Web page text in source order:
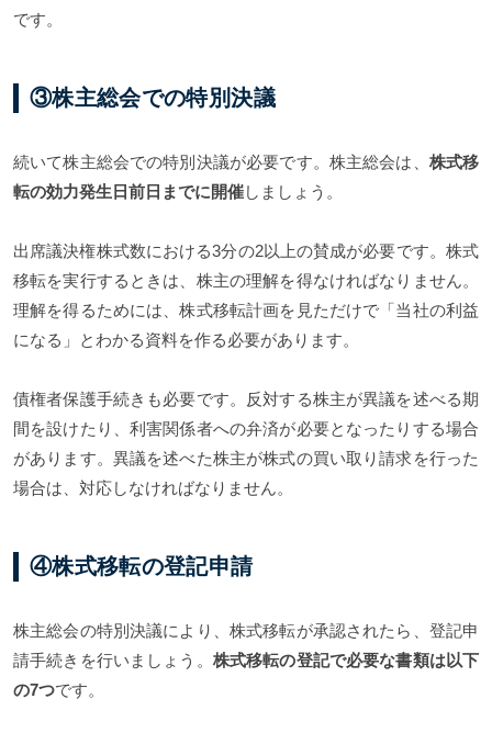
です。
③株主総会での特別決議
続いて株主総会での特別決議が必要です。株主総会は、 株式移
転の効力発生日前日までに開催しましょう。
出席議決権株式数における3分の2以上の賛成が必要です。株式
移転を実行するときは、株主の理解を得なければなりません。
理解を得るためには、株式移転計画を見ただけで「当社の利益
になる」とわかる資料を作る必要があります。
債権者保護手続きも必要です。反対する株主が異議を述べる期
間を設けたり、利害関係者への弁済が必要となったりする場合
があります。異議を述べた株主が株式の買い取り請求を行った
場合は、対応しなければなりません。
④株式移転の登記申請
株主総会の特別決議により、株式移転が承認されたら、登記申
請手続きを行いましょう。 株式移転の登記で必要な書類は以下
の7つです。